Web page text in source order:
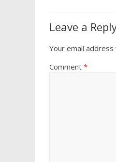
Leave a
Your email
Comment *